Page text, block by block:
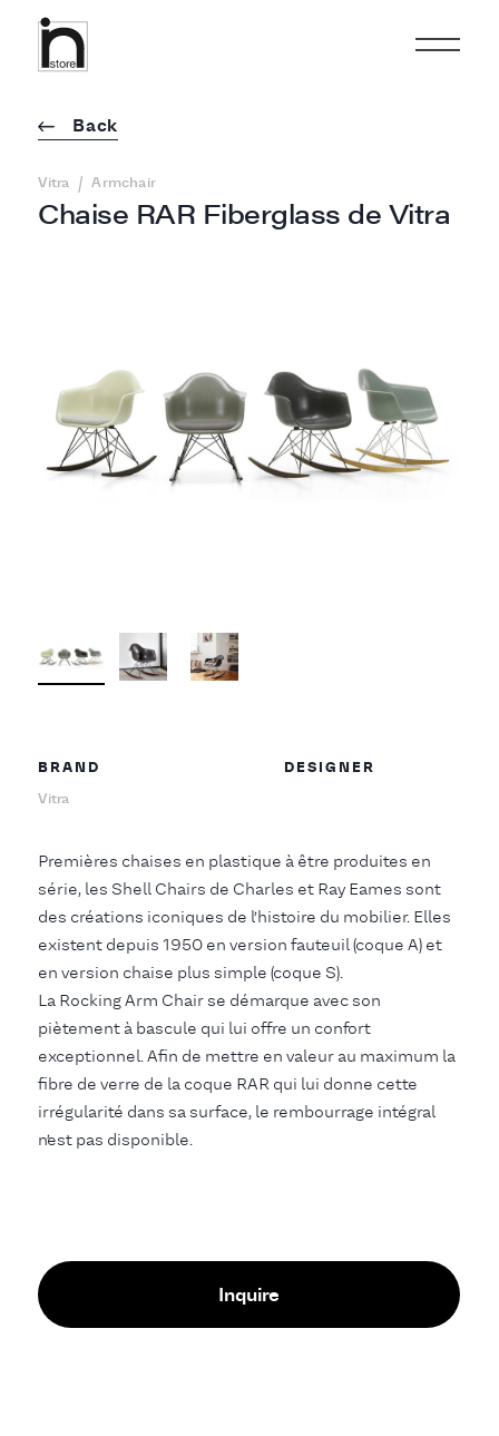
Chaise RAR Fiberglass de Vitra
Back
Vitra / Armchair
BRAND
Vitra
DESIGNER
Premières chaises en plastique à être produites en
série, les Shell Chairs de Charles et Ray Eames sont
des créations iconiques de l’histoire du mobilier. Elles
existent depuis 1950 en version fauteuil (coque A) et
en version chaise plus simple (coque S).
La Rocking Arm Chair se démarque avec son
piètement à bascule qui lui offre un confort
exceptionnel. Afin de mettre en valeur au maximum la
fibre de verre de la coque RAR qui lui donne cette
irrégularité dans sa surface, le rembourrage intégral
n’est pas disponible.
Inquire